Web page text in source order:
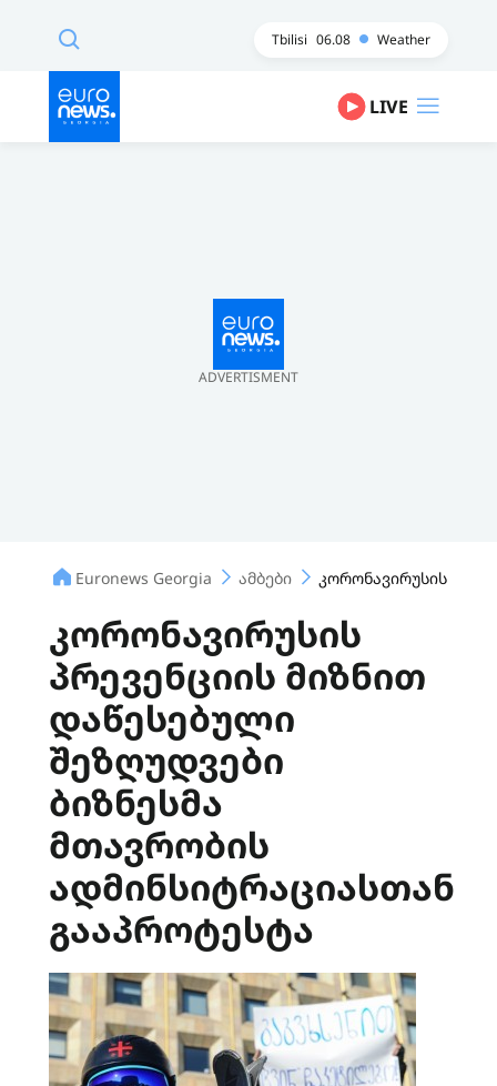
Tbilisi 06.08 Weather
LIVE
ADVERTISMENT
Euronews Georgia ამბები კორონავირუსის
კორონავირუსის
პრევენციის მიზნით
დაწესებული
შეზღუდვები
ბიზნესმა
მთავრობის
ადმინსიტრაციასთან
გააპროტესტა